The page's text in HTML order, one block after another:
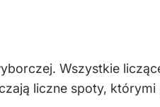
Wszystkie
liczne spoty,